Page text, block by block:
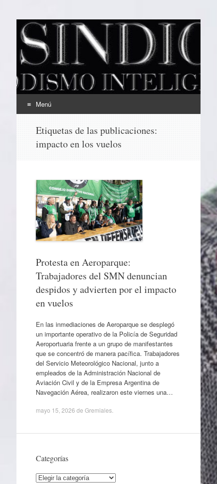
EL SINDICAL
Periodismo Inteligente
Menú
contenido
Etiquetas de las publicaciones:
impacto en los vuelos
Protesta en Aeroparque:
Trabajadores del SMN denuncian
despidos y advierten por el impacto
en vuelos
En las inmediaciones de Aeroparque se desplegó
un importante operativo de la Policía de Seguridad
Aeroportuaria frente a un grupo de manifestantes
que se concentró de manera pacífica. Trabajadores
del Servicio Meteorológico Nacional, junto a
empleados de la Administración Nacional de
Aviación Civil y de la Empresa Argentina de
Navegación Aérea, realizaron este viernes una…
mayo 15, 2026 de Gremiales.
Categorías
Categorías